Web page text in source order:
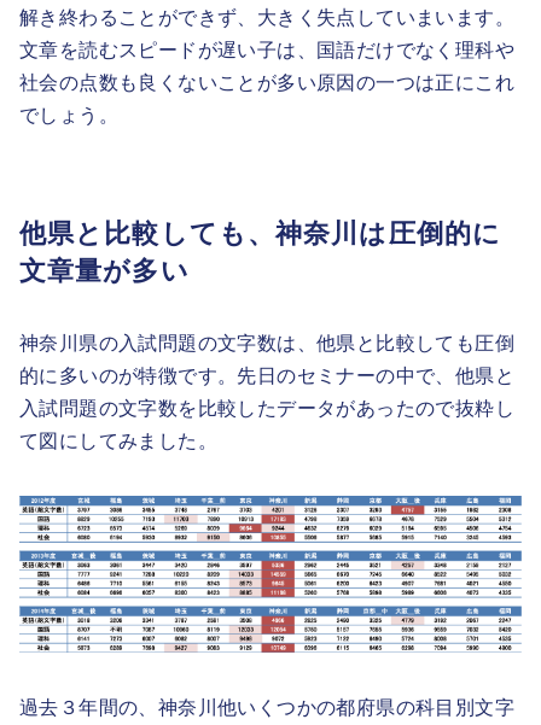
解き終わることができず、大きく失点していまいます。
文章を読むスピードが遅い子は、国語だけでなく理科や
社会の点数も良くないことが多い原因の一つは正にこれ
でしょう。
他県と比較しても、神奈川は圧倒的に
文章量が多い
神奈川県の入試問題の文字数は、他県と比較しても圧倒
的に多いのが特徴です。先日のセミナーの中で、他県と
入試問題の文字数を比較したデータがあったので抜粋し
て図にしてみました。
過去３年間の、神奈川他いくつかの都府県の科目別文字